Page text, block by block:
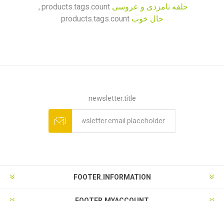
حلقه نامزدی و عروسی products.tags.count
,
حال خوب products.tags.count
newsletter.title
FOOTER.INFORMATION